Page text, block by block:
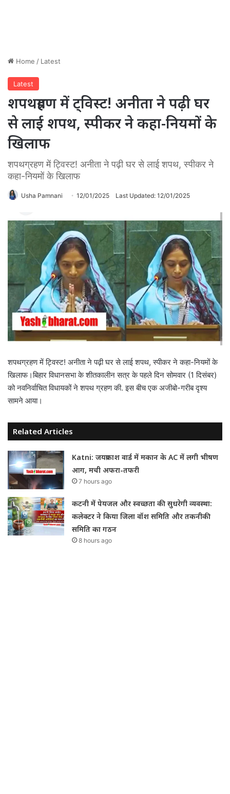
Home / Latest
Latest
शपथग्रहण में ट्विस्ट! अनीता ने पढ़ी घर
से लाई शपथ, स्पीकर ने कहा-नियमों के
खिलाफ
शपथग्रहण में ट्विस्ट! अनीता ने पढ़ी घर से लाई शपथ, स्पीकर ने
कहा-नियमों के खिलाफ
Usha Pamnani 12/01/2025 Last Updated: 12/01/2025
शपथग्रहण में ट्विस्ट! अनीता ने पढ़ी घर से लाई शपथ, स्पीकर ने कहा-नियमों के
खिलाफ।बिहार विधानसभा के शीतकालीन सत्र के पहले दिन सोमवार (1 दिसंबर)
को नवनिर्वाचित विधायकों ने शपथ ग्रहण की. इस बीच एक अजीबो-गरीब दृश्य
सामने आया।
Related Articles
Katni: जयप्रकाश वार्ड में मकान के AC में लगी भीषण
आग, मची अफरा-तफरी
7 hours ago
कटनी में पेयजल और स्वच्छता की सुधरेगी व्यवस्था:
कलेक्टर ने किया जिला वॉश समिति और तकनीकी
समिति का गठन
8 hours ago